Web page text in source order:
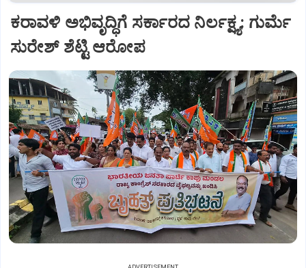
ಕರಾವಳಿ ಅಭಿವೃದ್ಧಿಗೆ ಸರ್ಕಾರದ ನಿರ್ಲಕ್ಷ್ಯ: ಗುರ್ಮೆ
ಸುರೇಶ್ ಶೆಟ್ಟಿ ಆರೋಪ